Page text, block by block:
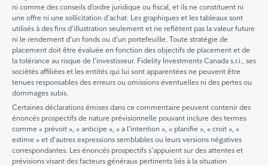
ni comme des conseils d’ordre juridique ou fiscal, et ils ne constituent ni
une offre ni une sollicitation d’achat. Les graphiques et les tableaux sont
utilisés à des fins d’illustration seulement et ne reflètent pas la valeur future
ni le rendement d’un fonds ou d’un portefeuille. Toute stratégie de
placement doit être évaluée en fonction des objectifs de placement et de
la tolérance au risque de l’investisseur. Fidelity Investments Canada s.r.i., ses
sociétés affiliées et les entités qui lui sont apparentées ne peuvent être
tenues responsables des erreurs ou omissions éventuelles ni des pertes ou
dommages subis.
Certaines déclarations émises dans ce commentaire peuvent contenir des
énoncés prospectifs de nature prévisionnelle pouvant inclure des termes
comme « prévoit », « anticipe », « a l’intention », « planifie », « croit », «
estime » et d’autres expressions semblables ou leurs versions négatives
correspondantes. Les énoncés prospectifs s’appuient sur des attentes et
prévisions visant des facteurs généraux pertinents liés à la situation